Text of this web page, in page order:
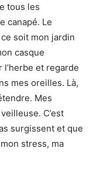
tous les
canapé. Le
soit mon jardin
casque
l’herbe et regarde
mes oreilles. Là,
Mes
C’est
surgissent et que
stress, ma